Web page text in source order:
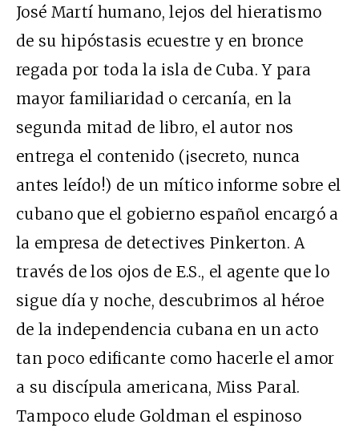
José Martí humano, lejos del hieratismo
de su hipóstasis ecuestre y en bronce
regada por toda la isla de Cuba. Y para
mayor familiaridad o cercanía, en la
segunda mitad de libro, el autor nos
entrega el contenido (¡secreto, nunca
antes leído!) de un mítico informe sobre el
cubano que el gobierno español encargó a
la empresa de detectives Pinkerton. A
través de los ojos de E.S., el agente que lo
sigue día y noche, descubrimos al héroe
de la independencia cubana en un acto
tan poco edificante como hacerle el amor
a su discípula americana, Miss Paral.
Tampoco elude Goldman el espinoso